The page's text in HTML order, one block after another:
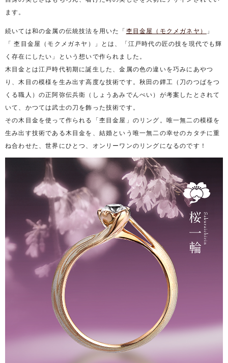
ます。
続いては和の金属の伝統技法を用いた「杢目金屋（モクメガネヤ）
」
「 杢目金屋（モクメガネヤ）」とは、「江戸時代の匠の技を現代でも輝
く存在にしたい」という想いで作られました。
木目金とは江戸時代初期に誕生した、金属の色の違いを巧みにあやつ
り、木目の模様を生み出す高度な技術です。秋田の鐔工（刀のつばをつ
くる職人）の正阿弥伝兵衛（しょうあみでんぺい）が考案したとされて
いて、かつては武士の刀を飾った技術です。
その木目金を使って作られる「杢目金屋」のリング。唯一無二の模様を
生み出す技術である木目金を、結婚という唯一無二の幸せのカタチに重
ね合わせた、世界にひとつ、オンリーワンのリングになるのです！